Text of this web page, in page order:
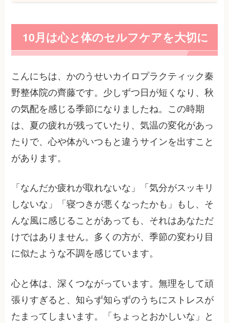
10月は心と体のセルフケアを大切に
こんにちは、かのうせいカイロプラクティック秦
野整体院の齊藤です。少しずつ日が短くなり、秋
の気配を感じる季節になりましたね。この時期
は、夏の疲れが残っていたり、気温の変化があっ
たりで、心や体がいつもと違うサインを出すこと
があります。
「なんだか疲れが取れないな」「気分がスッキリ
しないな」「寝つきが悪くなったかも」もし、そ
んな風に感じることがあっても、それはあなただ
けではありません。多くの方が、季節の変わり目
に似たような不調を感じています。
心と体は、深くつながっています。無理をして頑
張りすぎると、知らず知らずのうちにストレスが
たまってしまいます。「ちょっとおかしいな」と